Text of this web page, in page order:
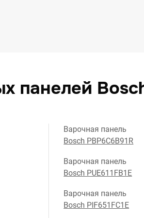
панелей
Варочная панель
Bosch PBP6C6B91R
Варочная панель
Bosch PUE611FB1E
Варочная панель
Bosch PIF651FC1E